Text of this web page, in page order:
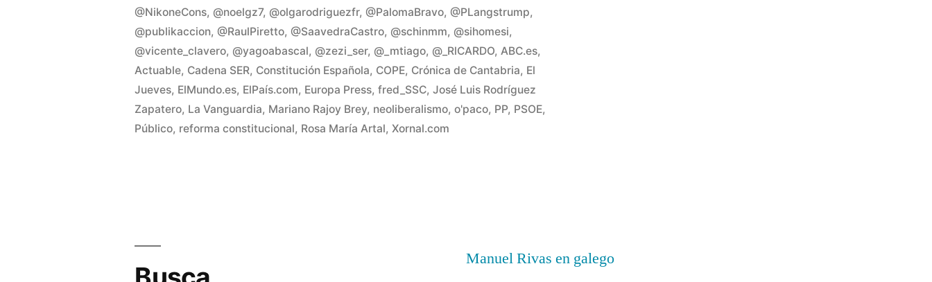
@NikoneCons, @noelgz7, @olgarodriguezfr,@PalomaBravo,@PLangstrump,
@publikaccion,@RaulPiretto,@SaavedraCastro, @schinmm, @sihomesi,
@vicente_clavero, @yagoabascal, @zezi_ser, @_mtiago, @_RlCARDO,ABC.es,
Actuable, Cadena SER, Constitución Española, COPE, Crónica de Cantabria, El
Jueves, ElMundo.es, ElPaís.com, Europa Press,fred_SSC,José Luis Rodríguez
Zapatero, La Vanguardia, Mariano Rajoy Brey, neoliberalismo,o'paco, PP, PSOE,
Público, reforma constitucional, Rosa María Artal,Xornal.com
Manuel Rivas en galego